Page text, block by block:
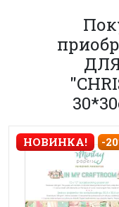
НОВИНКА! -